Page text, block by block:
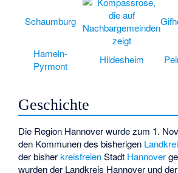
Schaumburg
Hameln-
Pyrmont
Hildesheim
Geschichte
Die Region Hannover wurde zum 1.
den Kommunen des bisherigen
der bisherkreisfreienStadt Hannover
wurden der Landkreis Hannover und der